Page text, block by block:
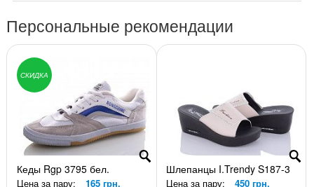
Персональные рекомендации
СКИДКА
Кеды Rgp 3795 бел.
Цена за пару: 165 грн.
Шлепанцы I.Trendy S187-3
Цена за пару: 450 грн.